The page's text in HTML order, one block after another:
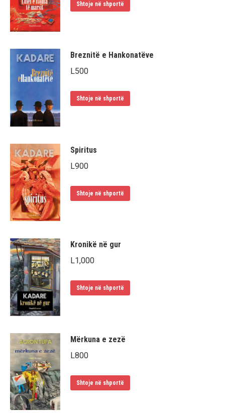
Shtoje në shportë
Breznitë e Hankonatëve
L500
Shtoje në shportë
Spiritus
L900
Shtoje në shportë
Kronikë në gur
L1,000
Shtoje në shportë
Mërkuna e zezë
L800
Shtoje në shportë